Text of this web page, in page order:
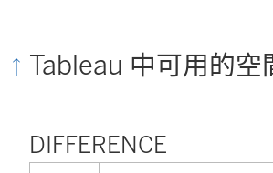
Tableau 中可用的空
DIFFERENCE